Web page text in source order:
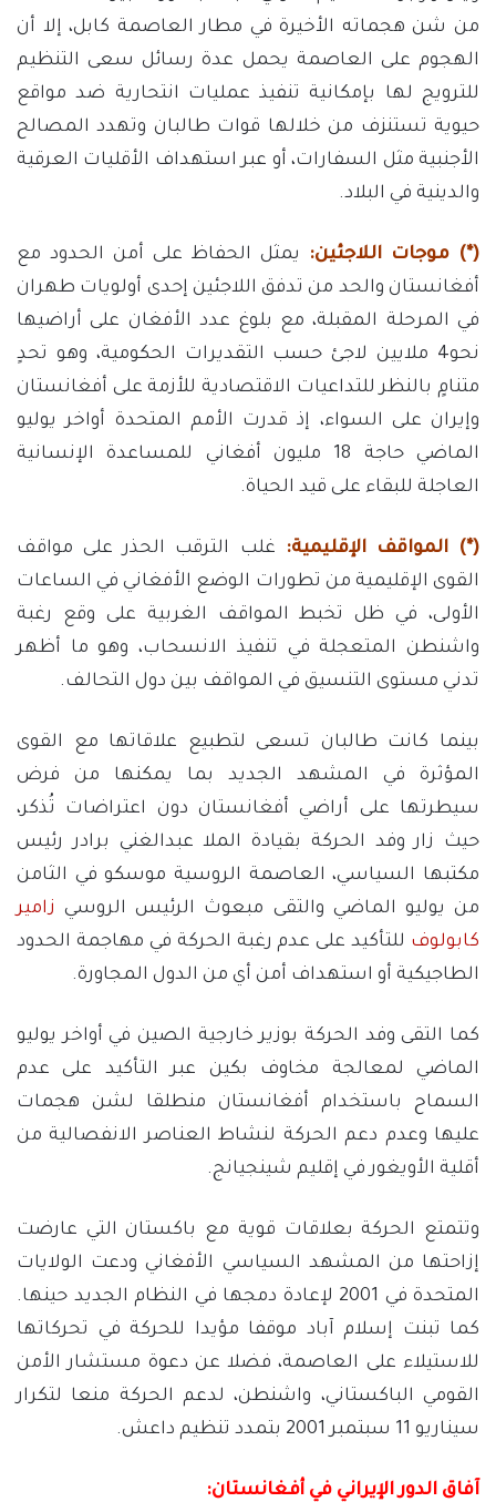
من شن هجماته الأخيرة في مطار العاصمة كابل، إلا أن
الهجوم على العاصمة يحمل عدة رسائل سعى التنظيم
للترويج لها بإمكانية تنفيذ عمليات انتحارية ضد مواقع
حيوية تستنزف من خلالها قوات طالبان وتهدد المصالح
الأجنبية مثل السفارات، أو عبر استهداف الأقليات العرقية
والدينية في البلاد.
(*) موجات اللاجئين:
يمثل الحفاظ على أمن الحدود مع
أفغانستان والحد من تدفق اللاجئين إحدى أولويات طهران
في المرحلة المقبلة، مع بلوغ عدد الأفغان على أراضيها
نحو4 ملايين لاجئ حسب التقديرات الحكومية، وهو تحدٍ
متنامٍ بالنظر للتداعيات الاقتصادية للأزمة على أفغانستان
وإيران على السواء، إذ قدرت الأمم المتحدة أواخر يوليو
الماضي حاجة 18 مليون أفغاني للمساعدة الإنسانية
العاجلة للبقاء على قيد الحياة.
(*) المواقف الإقليمية:
غلب الترقب الحذر على مواقف
القوى الإقليمية من تطورات الوضع الأفغاني في الساعات
الأولى، في ظل تخبط المواقف الغربية على وقع رغبة
واشنطن المتعجلة في تنفيذ الانسحاب، وهو ما أظهر
تدني مستوى التنسيق في المواقف بين دول التحالف.
بينما كانت طالبان تسعى لتطبيع علاقاتها مع القوى
المؤثرة في المشهد الجديد بما يمكنها من فرض
سيطرتها على أراضي أفغانستان دون اعتراضات تُذكر،
حيث زار وفد الحركة بقيادة الملا عبدالغني برادر رئيس
مكتبها السياسي، العاصمة الروسية موسكو في الثامن
من يوليو الماضي والتقى مبعوث الرئيس الروسي
زامير
كابولوف للتأكيد على عدم رغبة الحركة في مهاجمة الحدود
الطاجيكية أو استهداف أمن أي من الدول المجاورة.
كما التقى وفد الحركة بوزير خارجية الصين في أواخر يوليو
الماضي لمعالجة مخاوف بكين عبر التأكيد على عدم
السماح باستخدام أفغانستان منطلقا لشن هجمات
عليها وعدم دعم الحركة لنشاط العناصر الانفصالية من
أقلية الأويغور في إقليم شينجيانج.
وتتمتع الحركة بعلاقات قوية مع باكستان التي عارضت
إزاحتها من المشهد السياسي الأفغاني ودعت الولايات
المتحدة في 2001 لإعادة دمجها في النظام الجديد حينها.
كما تبنت إسلام آباد موقفا مؤيدا للحركة في تحركاتها
للاستيلاء على العاصمة، فضلا عن دعوة مستشار الأمن
القومي الباكستاني، واشنطن، لدعم الحركة منعا لتكرار
سيناريو 11 سبتمبر 2001 بتمدد تنظيم داعش.
آفاق الدور الإيراني في أفغانستان: